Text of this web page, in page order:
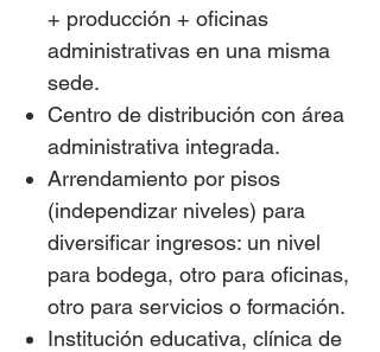
+ producción + oficinas
administrativas en una misma
sede.
Centro de distribución con área
administrativa integrada.
Arrendamiento por pisos
(independizar niveles) para
diversificar ingresos: un nivel
para bodega, otro para oficinas,
otro para servicios o formación.
Institución educativa, clínica de